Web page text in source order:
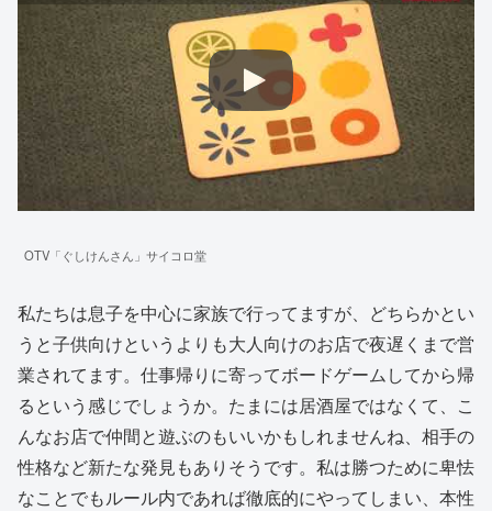
OTV「ぐしけんさん」サイコロ堂
私たちは息子を中心に家族で行ってますが、どちらかとい
うと子供向けというよりも大人向けのお店で夜遅くまで営
業されてます。仕事帰りに寄ってボードゲームしてから帰
るという感じでしょうか。たまには居酒屋ではなくて、こ
んなお店で仲間と遊ぶのもいいかもしれませんね、相手の
性格など新たな発見もありそうです。私は勝つために卑怯
なことでもルール内であれば徹底的にやってしまい、本性